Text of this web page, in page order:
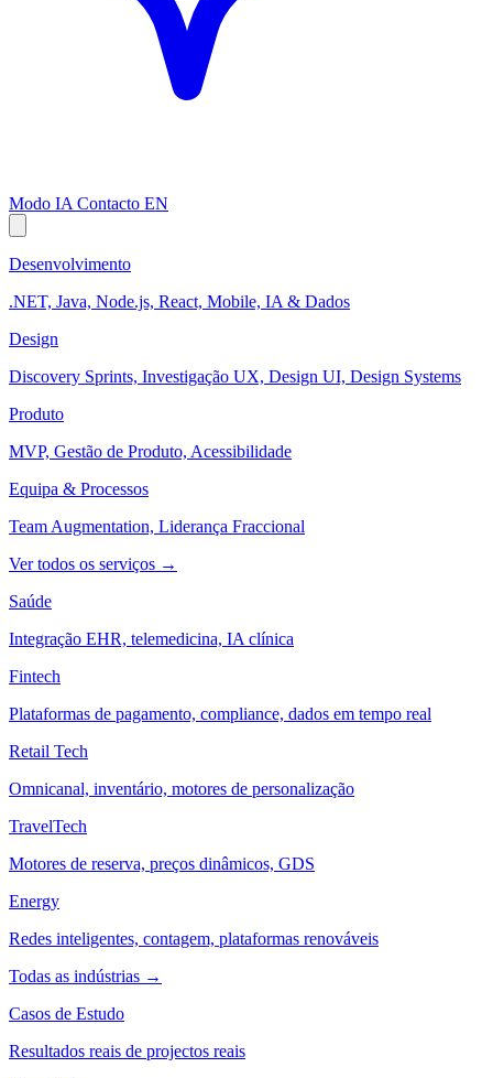
Modo IA Contacto EN
Desenvolvimento
.NET, Java, Node.js, React, Mobile, IA & Dados
Design
Discovery Sprints, Investigação UX, Design UI, Design Systems
Produto
MVP, Gestão de Produto, Acessibilidade
Equipa & Processos
Team Augmentation, Liderança Fraccional
Ver todos os serviços →
Saúde
Integração EHR, telemedicina, IA clínica
Fintech
Plataformas de pagamento, compliance, dados em tempo real
Retail Tech
Omnicanal, inventário, motores de personalização
TravelTech
Motores de reserva, preços dinâmicos, GDS
Energy
Redes inteligentes, contagem, plataformas renováveis
Todas as indústrias →
Casos de Estudo
Resultados reais de projectos reais